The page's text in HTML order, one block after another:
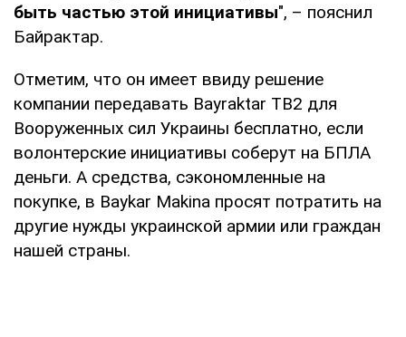
быть частью этой инициативы", – пояснил
Байрактар.
Отметим, что он имеет ввиду решение
компании передавать Bayraktar TB2 для
Вооруженных сил Украины бесплатно, если
волонтерские инициативы соберут на БПЛА
деньги. А средства, сэкономленные на
покупке, в Baykar Makina просят потратить на
другие нужды украинской армии или граждан
нашей страны.